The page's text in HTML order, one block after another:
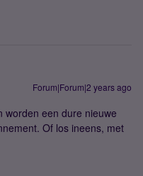
Forum|Forum|2 years ago
worden een dure nieuwe
Of los ineens, met